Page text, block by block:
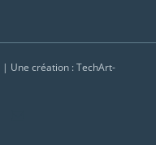
| Une création :TechArt-